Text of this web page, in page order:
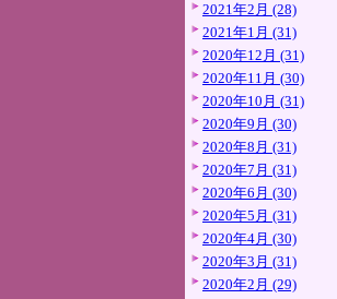
2021年2月 (28)
2021年1月 (31)
2020年12月 (31)
2020年11月 (30)
2020年10月 (31)
2020年9月 (30)
2020年8月 (31)
2020年7月 (31)
2020年6月 (30)
2020年5月 (31)
2020年4月 (30)
2020年3月 (31)
2020年2月 (29)